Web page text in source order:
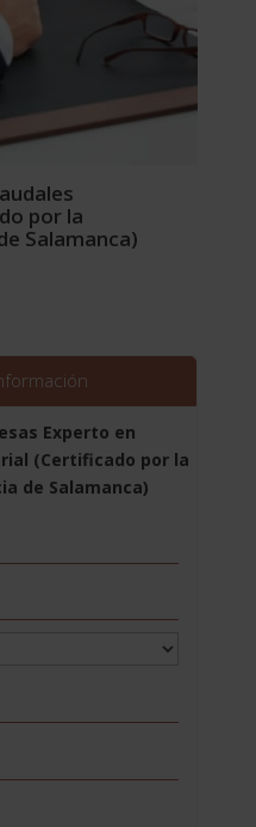
por la
Salamanca)
Experto en
(Certificado por la
de Salamanca)